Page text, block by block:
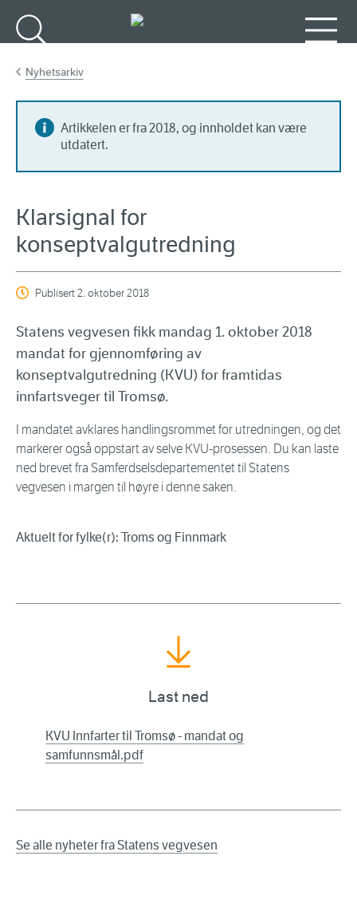
Nyhetsarkiv
Artikkelen er fra 2018, og innholdet kan være
utdatert.
Klarsignal for
konseptvalgutredning
Publisert2. oktober 2018
Statens vegvesen fikk mandag 1. oktober 2018
mandat for gjennomføring av
konseptvalgutredning (KVU) for framtidas
innfartsveger til Tromsø.
I mandatet avklares handlingsrommet for utredningen, og det
markerer også oppstart av selve KVU-prosessen. Du kan laste
ned brevet fra Samferdselsdepartementet til Statens
vegvesen i margen til høyre i denne saken.
Aktuelt for fylke(r): Troms og Finnmark
Last ned
KVU Innfarter til Tromsø - mandat og
samfunnsmål.pdf
Se alle nyheter fra Statens vegvesen